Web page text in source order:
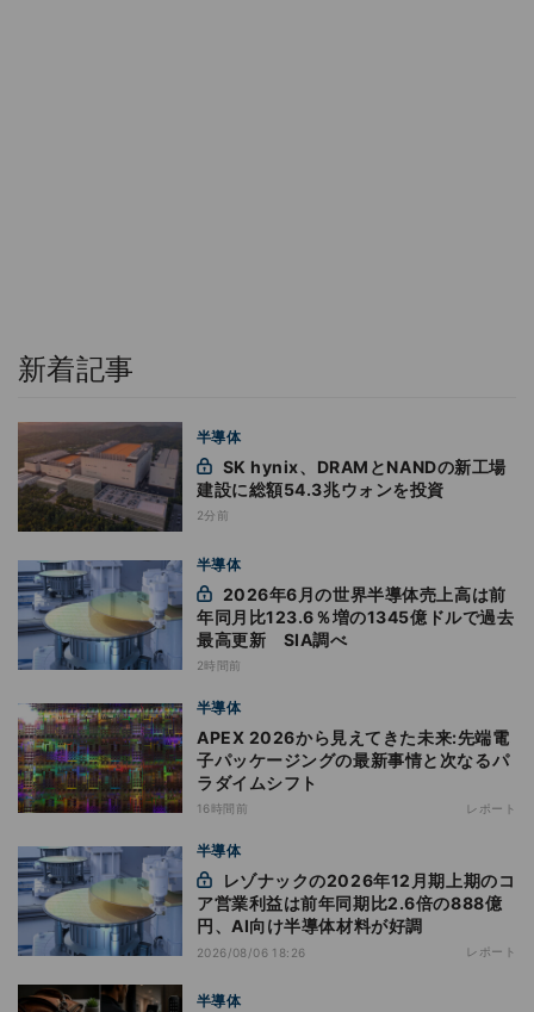
新着記事
半導体
建設に総額54.3兆ウォンを投資
2分前
半導体
年同月比123.6％増の1345億ドルで過去
最高更新 SIA調べ
2時間前
半導体
APEX 2026から見えてきた未来:先端電
子パッケージングの最新事情と次なるパ
ラダイムシフト
16時間前 レポート
半導体
ア営業利益は前年同期比2.6倍の888億
円、AI向け半導体材料が好調
2026/08/06 18:26 レポート
半導体